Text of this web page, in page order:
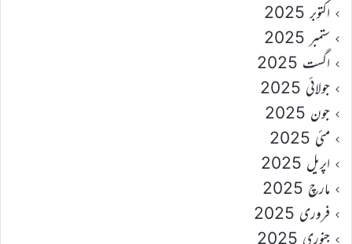
اکتوبر 2025
ستمبر 2025
اگست 2025
جولائی 2025
جون 2025
مئی 2025
اپریل 2025
مارچ 2025
فروری 2025
جنوری 2025